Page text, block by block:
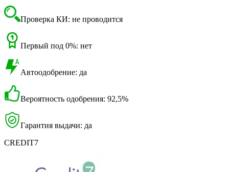
Проверка КИ: не проводится
Первый под 0%: нет
Автоодобрение: да
Вероятность одобрения: 92,5%
Гарантия выдачи: да
CREDIT7